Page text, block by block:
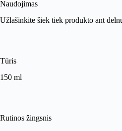
Naudojimas
Užlašinkite šiek tiek produkto ant
Tūris
150 ml
Rutinos žingsnis